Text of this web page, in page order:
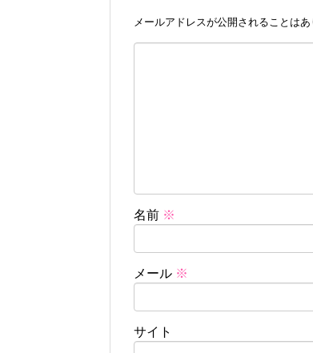
メールアドレスが公開されることはあ
名前 ※
メール ※
サイト